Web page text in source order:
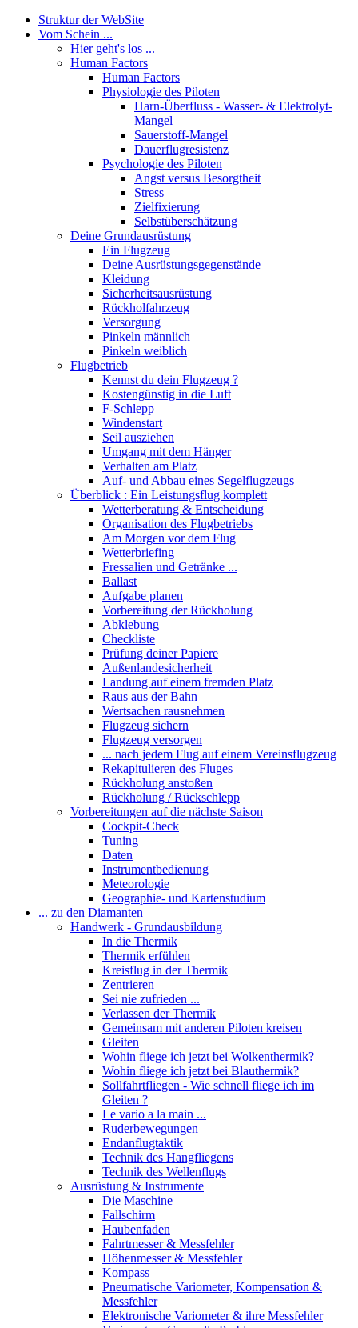
Struktur der WebSite
Vom Schein ...
Hier geht's los ...
Human Factors
Human Factors
Physiologie des Piloten
Harn-Überfluss - Wasser- & Elektrolyt-
Mangel
Sauerstoff-Mangel
Dauerflugresistenz
Psychologie des Piloten
Angst versus Besorgtheit
Stress
Zielfixierung
Selbstüberschätzung
Deine Grundausrüstung
Ein Flugzeug
Deine Ausrüstungsgegenstände
Kleidung
Sicherheitsausrüstung
Rückholfahrzeug
Versorgung
Pinkeln männlich
Pinkeln weiblich
Flugbetrieb
Kennst du dein Flugzeug ?
Kostengünstig in die Luft
F-Schlepp
Windenstart
Seil ausziehen
Umgang mit dem Hänger
Verhalten am Platz
Auf- und Abbau eines Segelflugzeugs
Überblick : Ein Leistungsflug komplett
Wetterberatung & Entscheidung
Organisation des Flugbetriebs
Am Morgen vor dem Flug
Wetterbriefing
Fressalien und Getränke ...
Ballast
Aufgabe planen
Vorbereitung der Rückholung
Abklebung
Checkliste
Prüfung deiner Papiere
Außenlandesicherheit
Landung auf einem fremden Platz
Raus aus der Bahn
Wertsachen rausnehmen
Flugzeug sichern
Flugzeug versorgen
... nach jedem Flug auf einem Vereinsflugzeug
Rekapitulieren des Fluges
Rückholung anstoßen
Rückholung / Rückschlepp
Vorbereitungen auf die nächste Saison
Cockpit-Check
Tuning
Daten
Instrumentbedienung
Meteorologie
Geographie- und Kartenstudium
... zu den Diamanten
Handwerk - Grundausbildung
In die Thermik
Thermik erfühlen
Kreisflug in der Thermik
Zentrieren
Sei nie zufrieden ...
Verlassen der Thermik
Gemeinsam mit anderen Piloten kreisen
Gleiten
Wohin fliege ich jetzt bei Wolkenthermik?
Wohin fliege ich jetzt bei Blauthermik?
Sollfahrtfliegen - Wie schnell fliege ich im
Gleiten ?
Le vario a la main ...
Ruderbewegungen
Endanflugtaktik
Technik des Hangfliegens
Technik des Wellenflugs
Ausrüstung & Instrumente
Die Maschine
Fallschirm
Haubenfaden
Fahrtmesser & Messfehler
Höhenmesser & Messfehler
Kompass
Pneumatische Variometer, Kompensation &
Messfehler
Elektronische Variometer & ihre Messfehler